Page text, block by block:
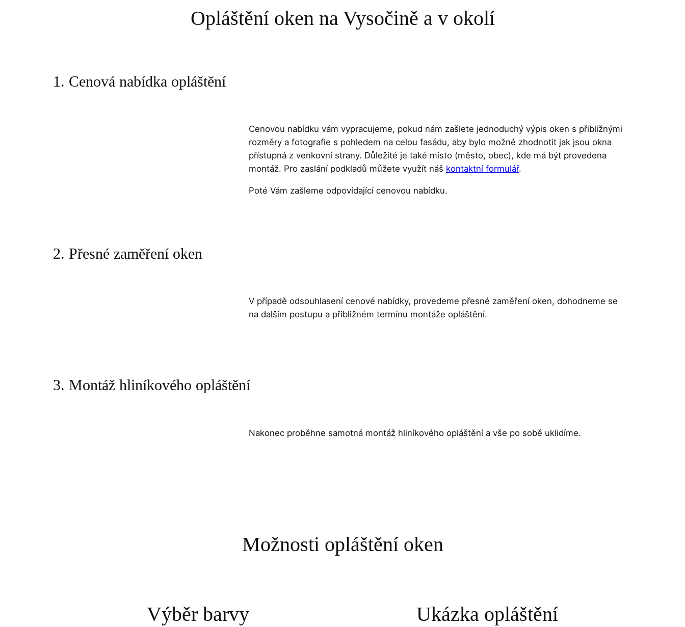
Opláštění oken na Vysočině a v okolí
1. Cenová nabídka opláštění
Cenovou nabídku vám vypracujeme, pokud nám zašlete jednoduchý výpis oken s přibližnými
rozměry a fotografie s pohledem na celou fasádu, aby bylo možné zhodnotit jak jsou okna
přístupná z venkovní strany. Důležité je také místo (město, obec), kde má být provedena
montáž. Pro zaslání podkladů můžete využít náš kontaktní formulář.
Poté Vám zašleme odpovídající cenovou nabídku.
2. Přesné zaměření oken
V případě odsouhlasení cenové nabídky, provedeme přesné zaměření oken, dohodneme se
na dalším postupu a přibližném termínu montáže opláštění.
3. Montáž hliníkového opláštění
Nakonec proběhne samotná montáž hliníkového opláštění a vše po sobě uklidíme.
Možnosti opláštění oken
Výběr barvy Ukázka opláštění